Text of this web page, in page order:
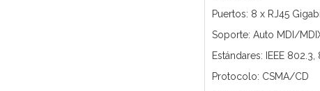
Puertos: 8 x RJ45
Soporte: Auto MDI/
Estándares: IEEE
Protocolo: CSMA/CD